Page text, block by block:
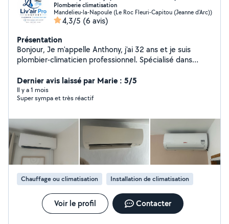
Plomberie climatisation
Mandelieu-la-Napoule (Le Roc Fleuri-Capitou (Jeanne d'Arc))
4,3/5 (6 avis)
Présentation
Bonjour, Je m'appelle Anthony, j'ai 32 ans et je suis
plombier-climaticien professionnel. Spécialisé dans
climatisation, j'interviens également pour tous vos
travaux de plomberie : création et rénovation de salles
de bain, installation de sanitaires, cuisines, ainsi que
de la qualité de mon travail, je suis à votre disposition
pour étudier votre projet et répondre à toutes vos
questions.
Dernier avis laissé par Marie : 5/5
Il y a 1 mois
Super sympa et très réactif
Chauffage ou climatisation Installation de climatisation
Voir le profil Contacter